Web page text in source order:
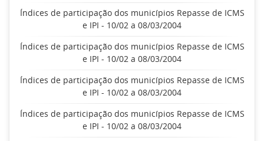
Índices de participação dos municípios Repasse de ICMS
e IPI - 10/02 a 08/03/2004
Índices de participação dos municípios Repasse de ICMS
e IPI - 10/02 a 08/03/2004
Índices de participação dos municípios Repasse de ICMS
e IPI - 10/02 a 08/03/2004
Índices de participação dos municípios Repasse de ICMS
e IPI - 10/02 a 08/03/2004